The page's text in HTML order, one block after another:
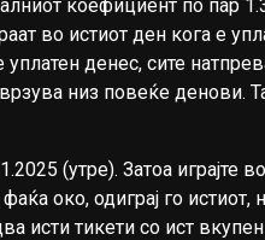
коефициент по пар
во истиот ден кога е
денес, сите
низ повеќе денови.
(утре). Затоа играјте
око, одиграј го истиот,
исти тикети со ист